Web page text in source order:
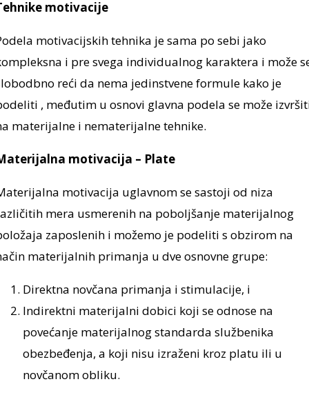
motivacije
motivacijskih tehnika je sama po sebi jako
i pre svega individualnog karaktera i može
reći da nema jedinstvene formule kako je
, međutim u osnovi glavna podela se može
materijalne i nematerijalne tehnike.
motivacija – Plate
motivacija uglavnom se sastoji od niza
mera usmerenih na poboljšanje materijalnog
zaposlenih i možemo je podeliti s obzirom na
materijalnih primanja u dve osnovne grupe:
Direktna novčana primanja i stimulacije, i
Indirektni materijalni dobici koji se odnose na
povećanje materijalnog standarda službenika
obezbeđenja, a koji nisu izraženi kroz platu ili u
novčanom obliku.